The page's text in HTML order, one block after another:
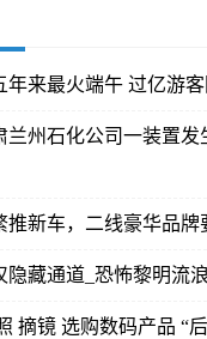
年来最火端午 过亿游
兰州石化公司一装置发
新车，二线豪华品牌
隐藏通道_恐怖黎明流
摘镜 选购数码产品 “